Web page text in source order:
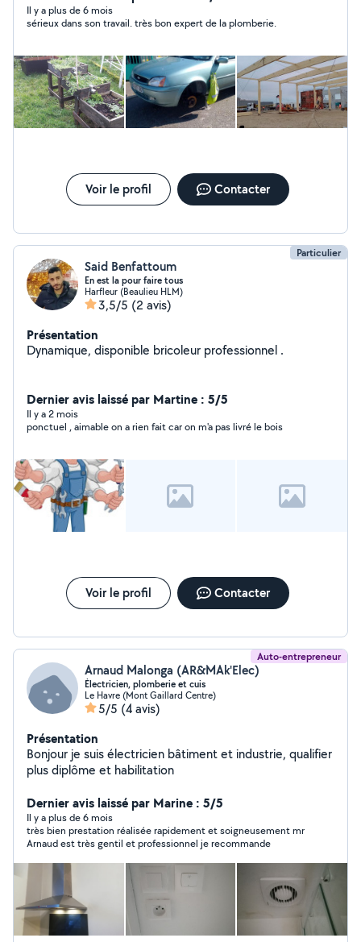
métiers ce qui me permet d'avoir beaucoup de
connaissances
Il y a plus de 6 mois
sérieux dans son travail. très bon expert de la plomberie.
Voir le profil Contacter
Particulier
Said Benfattoum
En est la pour faire tous
Harfleur (Beaulieu HLM)
3,5/5 (2 avis)
Présentation
Dynamique, disponible bricoleur professionnel .
Dernier avis laissé par Martine : 5/5
Il y a 2 mois
ponctuel , aimable on a rien fait car on m'a pas livré le bois
Voir le profil Contacter
Auto-entrepreneur
Arnaud Malonga (AR&MAk'Elec)
Électricien, plomberie et cuis
Le Havre (Mont Gaillard Centre)
5/5 (4 avis)
Présentation
Bonjour je suis électricien bâtiment et industrie, qualifier
plus diplôme et habilitation
Dernier avis laissé par Marine : 5/5
Il y a plus de 6 mois
très bien prestation réalisée rapidement et soigneusement mr
Arnaud est très gentil et professionnel je recommande